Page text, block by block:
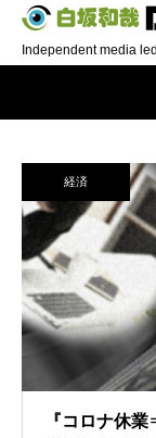
Independent media
経済
『コロナ休